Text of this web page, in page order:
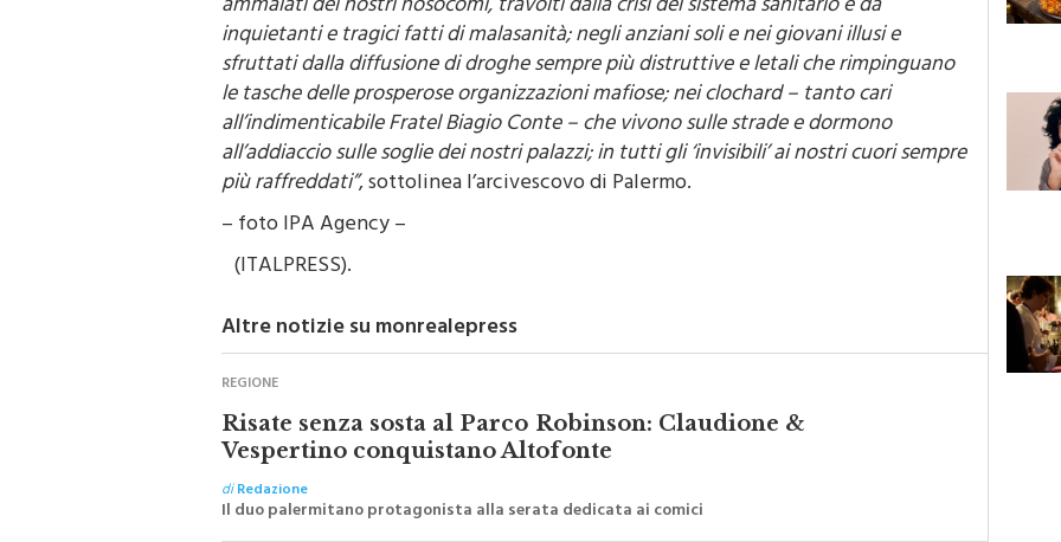
inquietanti e tragici fatti di malasanità; negli anziani soli e nei giovani illusi e
sfruttati dalla diffusione di droghe sempre più distruttive e letali che rimpinguano
le tasche delle prosperose organizzazioni mafiose; nei clochard – tanto cari
all’indimenticabile Fratel Biagio Conte – che vivono sulle strade e dormono
all’addiaccio sulle soglie dei nostri palazzi; in tutti gli ‘invisibili’ ai nostri cuori sempre
più raffreddati”, sottolinea l’arcivescovo di Palermo.
– foto IPA Agency –
(ITALPRESS).
Altre notizie su monrealepress
REGIONE
Risate senza sosta al Parco Robinson: Claudione &
Vespertino conquistano Altofonte
diRedazione
Il duo palermitano protagonista alla serata dedicata ai comici